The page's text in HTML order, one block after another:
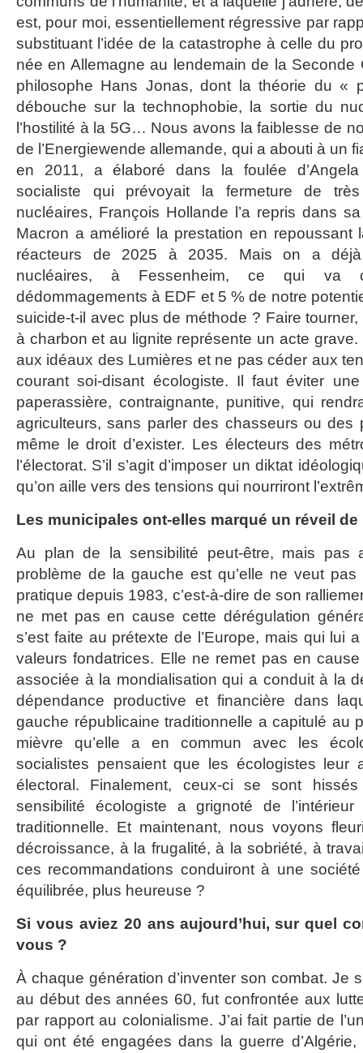
est, pour moi, essentiellement régressive par
substituant l’idée de la catastrophe à celle du
née en Allemagne au lendemain de la Seconde
philosophe Hans Jonas, dont la théorie du «
débouche sur la technophobie, la sortie du
l’hostilité à la 5G… Nous avons la faiblesse de
de l’Energiewende allemande, qui a abouti à un
en 2011, a élaboré dans la foulée
socialiste qui prévoyait la fermeture de très
nucléaires, François Hollande l’a repris dans
Macron a amélioré la prestation en repoussant
réacteurs de 2025 à 2035. Mais on a
nucléaires, à Fessenheim, ce qui va
dédommagements à EDF et 5 % de notre
suicide-t-il avec plus de méthode ? Faire
à charbon et au lignite représente un acte
aux idéaux des Lumières et ne pas céder aux
courant soi-disant écologiste. Il faut éviter
paperassière, contraignante, punitive, qui
agriculteurs, sans parler des chasseurs ou des
même le droit d’exister. Les électeurs des
l’électorat. S’il s’agit d’imposer un diktat
qu’on aille vers des tensions qui nourriront
Les municipales ont-elles marqué un réveil de
Au plan de la sensibilité peut-être, mais pas
problème de la gauche est qu’elle ne veut pas
pratique depuis 1983, c’est-à-dire de son
ne met pas en cause cette dérégulation
s’est faite au prétexte de l’Europe, mais qui lui
valeurs fondatrices. Elle ne remet pas en
associée à la mondialisation qui a conduit à la
dépendance productive et financière dans
gauche républicaine traditionnelle a capitulé au
mièvre qu’elle a en commun avec les
socialistes pensaient que les écologistes leur
électoral. Finalement, ceux-ci se sont
sensibilité écologiste a grignoté de
traditionnelle. Et maintenant, nous voyons
décroissance, à la frugalité, à la sobriété, à
ces recommandations conduiront à une
équilibrée, plus heureuse ?
Si vous aviez 20 ans aujourd’hui, sur quel
vous ?
À chaque génération d’inventer son combat. Je
au début des années 60, fut confrontée aux
par rapport au colonialisme. J’ai fait partie de
qui ont été engagées dans la guerre d’Algérie,